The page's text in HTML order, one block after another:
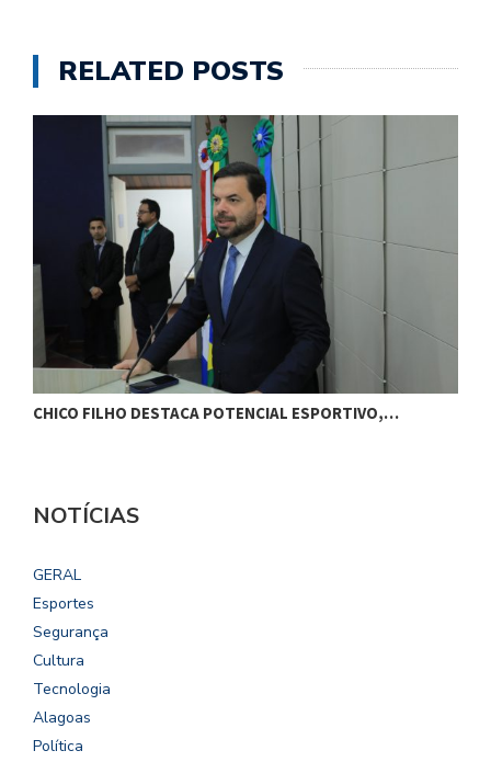
RELATED POSTS
CHICO FILHO DESTACA POTENCIAL ESPORTIVO,…
NOTÍCIAS
GERAL
Esportes
Segurança
Cultura
Tecnologia
Alagoas
Política